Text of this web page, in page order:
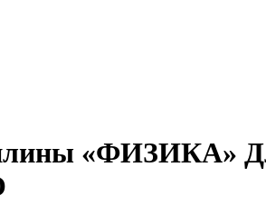
«ФИЗИКА»